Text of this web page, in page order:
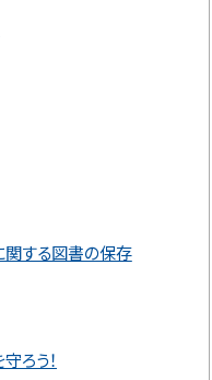
関する図書の保存
ろう！